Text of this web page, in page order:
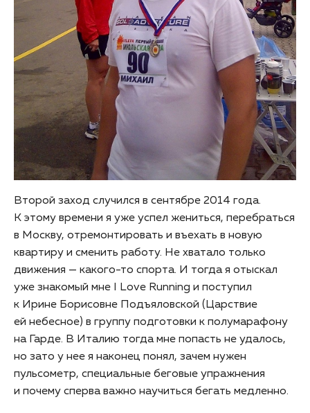
Второй заход случился в сентябре 2014 года.
К этому времени я уже успел жениться, перебраться
в Москву, отремонтировать и въехать в новую
квартиру и сменить работу. Не хватало только
движения — какого-то спорта. И тогда я отыскал
уже знакомый мне I Love Running и поступил
к Ирине Борисовне Подъяловской (Царствие
ей небесное) в группу подготовки к полумарафону
на Гарде. В Италию тогда мне попасть не удалось,
но зато у нее я наконец понял, зачем нужен
пульсометр, специальные беговые упражнения
и почему сперва важно научиться бегать медленно.